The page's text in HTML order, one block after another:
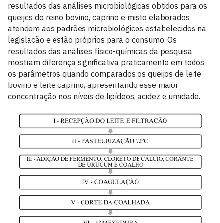
resultados das análises microbiológicas obtidos para os
queijos do reino bovino, caprino e misto elaborados
atendem aos padrões microbiológicos estabelecidos na
legislação e estão próprios para o consumo. Os
resultados das análises físico-químicas da pesquisa
mostram diferença significativa praticamente em todos
os parâmetros quando comparados os queijos de leite
bovino e leite caprino, apresentando esse maior
concentração nos níveis de lipídeos, acidez e umidade.